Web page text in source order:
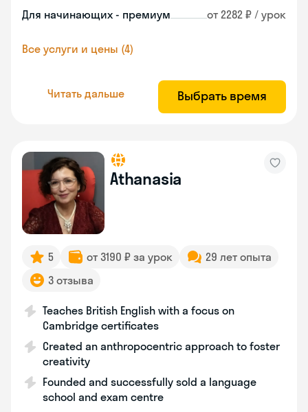
Для начинающих - премиум от 2282 ₽ / урок
Все услуги и цены (4)
Читать дальше Выбрать время
Athanasia
5 от 3190 ₽ за урок
29 лет опыта
3 отзыва
Teaches British English with a focus on
Cambridge certificates
Created an anthropocentric approach to foster
creativity
Founded and successfully sold a language
school and exam centre